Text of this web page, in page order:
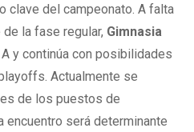
clave del campeonato. A falta
la fase regular, Gimnasia
y continúa con posibilidades
Actualmente se
de los puestos de
encuentro será determinante